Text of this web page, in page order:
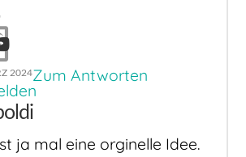
2024Zum Antworten
ja mal eine orginelle Idee.